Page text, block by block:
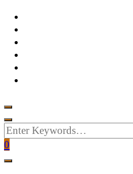
Looking
for
Something?
0